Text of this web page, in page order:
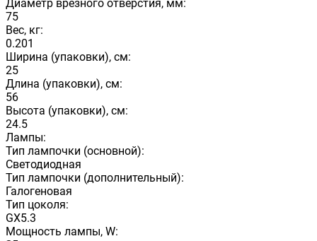
Диаметр врезного отверстия, мм:
75
Вес, кг:
0.201
Ширина (упаковки), см:
25
Длина (упаковки), см:
56
Высота (упаковки), см:
24.5
Лампы:
Тип лампочки (основной):
Светодиодная
Тип лампочки (дополнительный):
Галогеновая
Тип цоколя:
GX5.3
Мощность лампы, W: